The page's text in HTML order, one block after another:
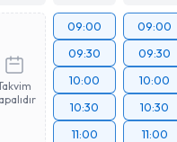
09:00
09:30
10:00
10:30
11:00
09:00
09:30
10:00
10:30
11:00